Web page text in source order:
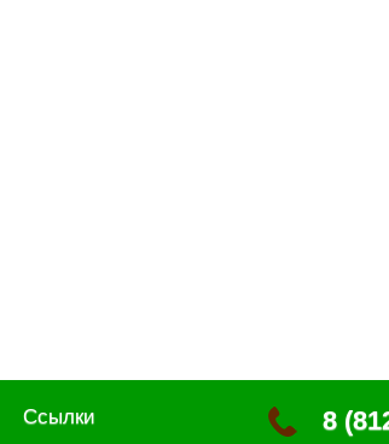
8
Ссылки